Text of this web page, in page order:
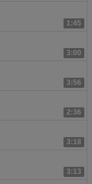
1:45
3:00
3:56
2:36
3:18
3:13